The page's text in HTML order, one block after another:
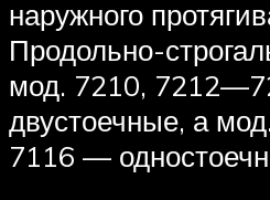
наружного
Продольно-
мод. 7210,
двустоечные, а
7116 —